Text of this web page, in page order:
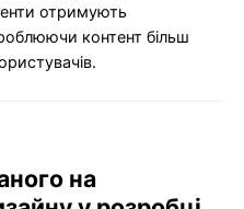
отримують
контент більш
на